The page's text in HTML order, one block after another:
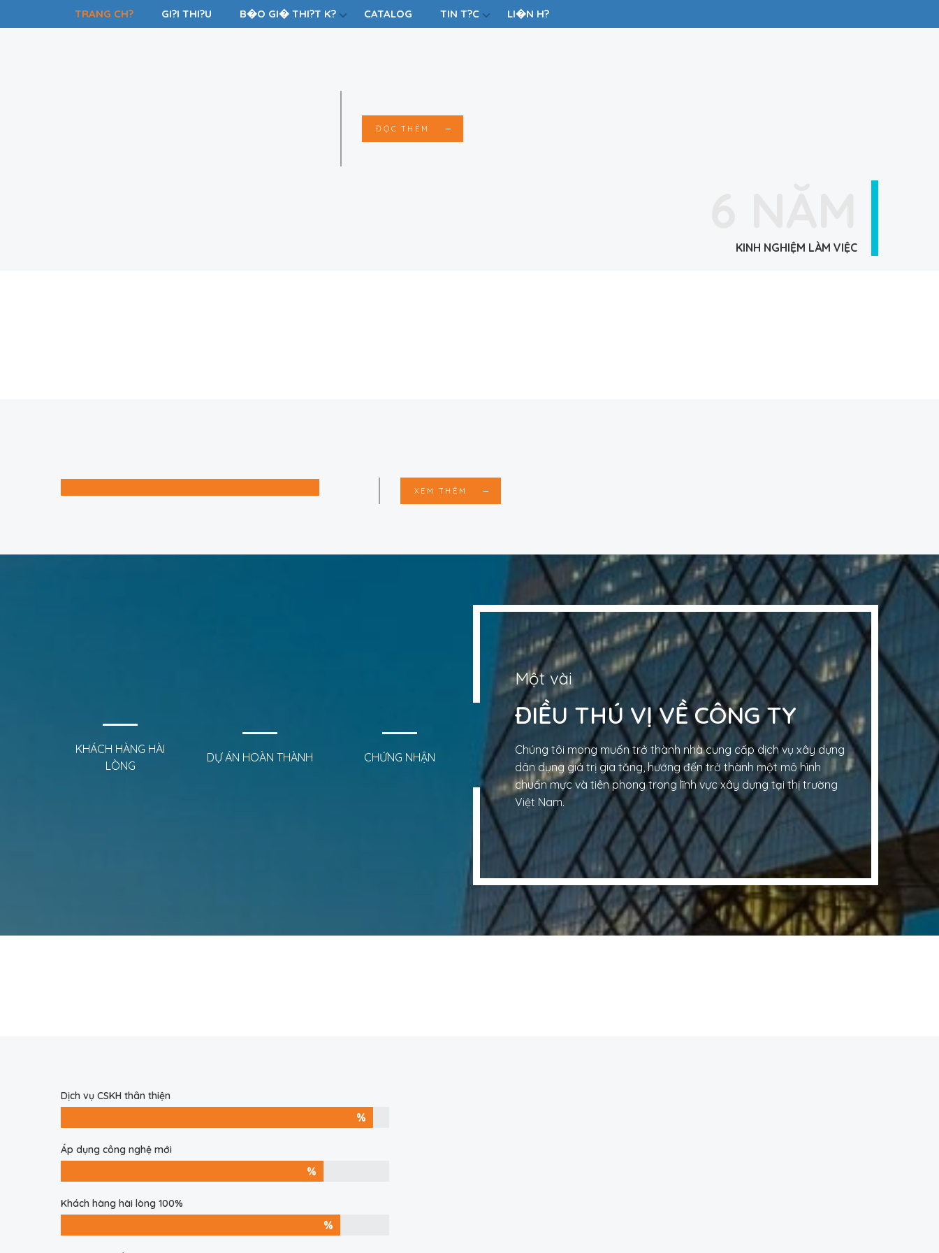
TRANG CH? GI?I THI?U B�O GI� THI?T K? CATALOG TIN T?C LI�N H?
ĐỌC THÊM
KINH NGHIỆM LÀM VIỆC
XEM THÊM
KHÁCH HÀNG HÀI
LÒNG
DỰ ÁN HOÀN THÀNH CHỨNG NHẬN
Một vài
ĐIỀU THÚ VỊ VỀ CÔNG TY
Chúng tôi mong muốn trở thành nhà cung cấp dịch vụ xây dựng
dân dụng giá trị gia tăng, hướng đến trở thành một mô hình
chuẩn mực và tiên phong trong lĩnh vực xây dựng tại thị trường
Việt Nam.
Dịch vụ CSKH thân thiện
%
Áp dụng công nghệ mới
%
Khách hàng hài lòng 100%
%